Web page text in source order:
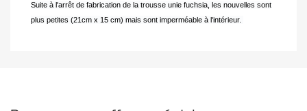
Suite à l'arrêt de fabrication de la trousse unie fuchsia, les nouvelles sont
plus petites (21cm x 15 cm) mais sont imperméable à l'intérieur.